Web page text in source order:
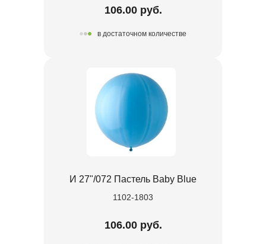
106.00 руб.
в достаточном количестве
И 27"/072 Пастель Baby Blue
1102-1803
106.00 руб.